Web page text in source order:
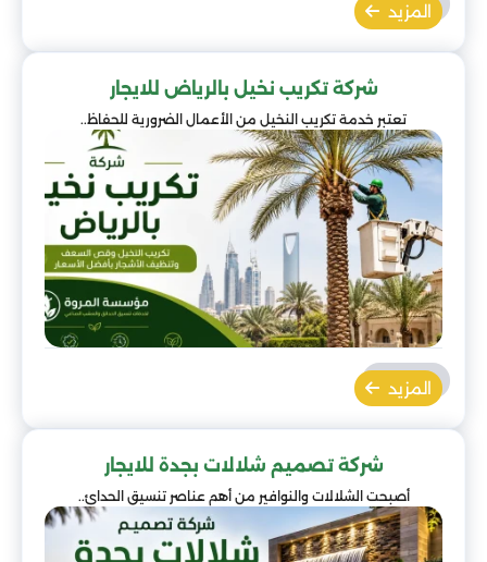
المزيد
شركة تكريب نخيل بالرياض للايجار
تعتبر خدمة تكريب النخيل من الأعمال الضرورية للحفاظ..
المزيد
شركة تصميم شلالات بجدة للايجار
أصبحت الشلالات والنوافير من أهم عناصر تنسيق الحدائ..